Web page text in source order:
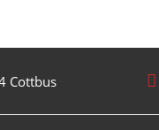
Cottbus